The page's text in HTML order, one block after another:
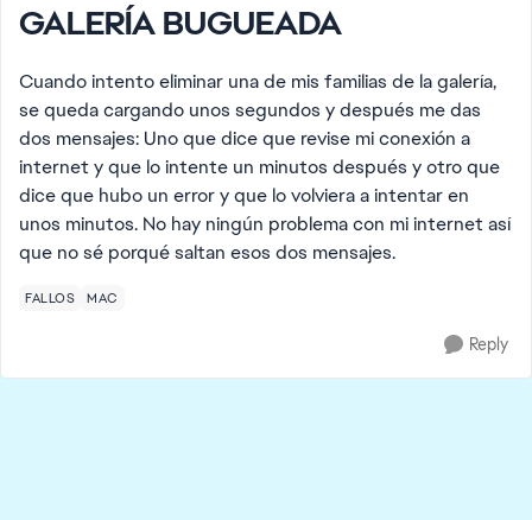
GALERÍA BUGUEADA
Cuando intento eliminar una de mis familias de la galería,
se queda cargando unos segundos y después me das
dos mensajes: Uno que dice que revise mi conexión a
internet y que lo intente un minutos después y otro que
dice que hubo un error y que lo volviera a intentar en
unos minutos. No hay ningún problema con mi internet así
que no sé porqué saltan esos dos mensajes.
FALLOS MAC
Reply